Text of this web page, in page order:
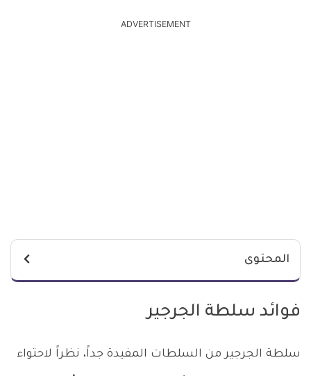
ADVERTISEMENT
المحتوى
فوائد سلطة الجرجير
سلطة الجرجير من السلطات المفيدة جداً، نظراً لاحتواء